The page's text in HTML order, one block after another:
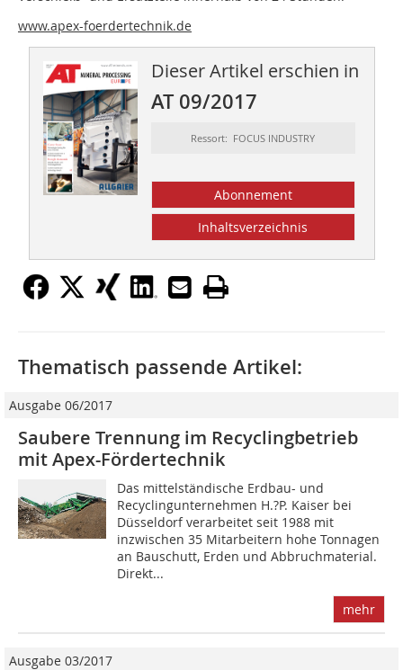
www.apex-foerdertechnik.de
Dieser Artikel erschien in
AT 09/2017
Ressort: FOCUS INDUSTRY
Abonnement
Inhaltsverzeichnis
Thematisch passende Artikel:
Ausgabe 06/2017
Saubere Trennung im Recyclingbetrieb
mit Apex-Fördertechnik
Das mittelständische Erdbau- und
Recyclingunternehmen H.?P. Kaiser bei
Düsseldorf verarbeitet seit 1988 mit
inzwischen 35 Mitarbeitern hohe Tonnagen
an Bauschutt, Erden und Abbruchmaterial.
Direkt...
mehr
Ausgabe 03/2017